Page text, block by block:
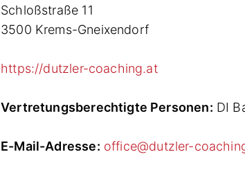
Schloßstraße 11
3500 Krems-Gneixendorf
https://dutzler-coaching.at
Vertretungsberechtigte Personen: DI
E-Mail-Adresse: office@dutzler-